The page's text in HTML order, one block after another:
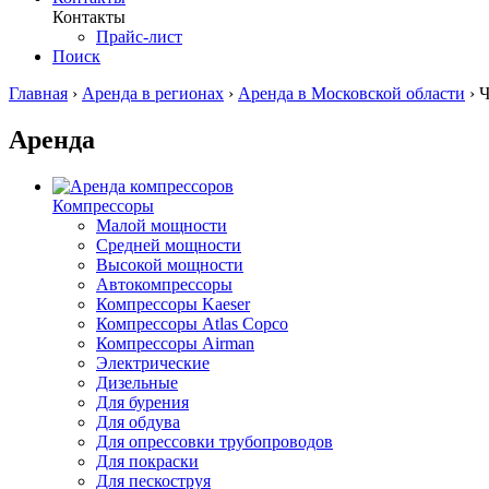
Контакты
Прайс-лист
Поиск
Главная › Аренда в регионах › Аренда в Московской области ›
Аренда
Компрессоры
Малой мощности
Средней мощности
Высокой мощности
Автокомпрессоры
Компрессоры Kaeser
Компрессоры Atlas Copco
Компрессоры Airman
Электрические
Дизельные
Для бурения
Для обдува
Для опрессовки трубопроводов
Для покраски
Для пескоструя